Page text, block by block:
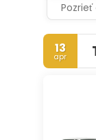
13
apr